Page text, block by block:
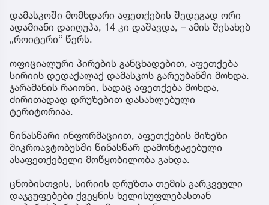
დამასკოში მომხდარი აფეთქების შედეგად ორი
ადამიანი დაიღუპა, 14 კი დაშავდა, – ამის შესახებ
„როიტერი“ წერს.
ოფიციალური პირების განცხადებით, აფეთქება
სირიის დედაქალაქ დამასკოს გარეუბანში მოხდა.
ჯარამანის რაიონი, სადაც აფეთქება მოხდა,
ძირითადად დრუზებით დასახლებული
ტერიტორიაა.
წინასწარი ინფორმაციით, აფეთქების მიზეზი
მიკროავტობუსში წინასწარ დამონტაჟებული
ასაფეთქებელი მოწყობილობა გახდა.
ცნობისთვის, სირიის დრუზთა თემის გარკვეული
დაჯგუფებები ქვეყნის ხელისუფლებასთან